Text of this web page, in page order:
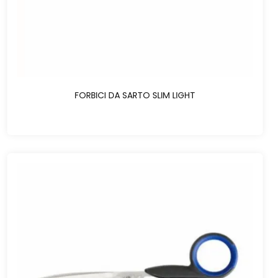
FORBICI DA SARTO SLIM LIGHT